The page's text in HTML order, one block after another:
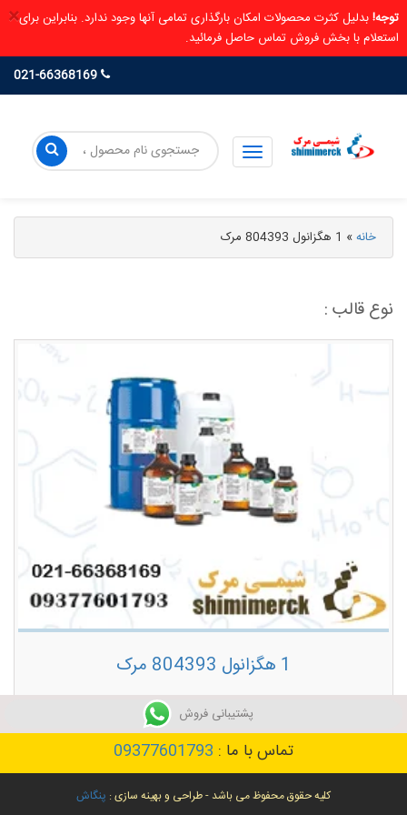
× توجه!بدلیل کثرت محصولات امکان بارگذاری تمامی آنها وجود ندارد. بنابراین برای
استعلام با بخش فروش تماس حاصل فرمائید.
خانه» 1 هگزانول 804393 مرک
نوع قالب :
1 هگزانول 804393 مرک
توضیحات بیشتر
تماس با ما : 09377601793
کلیه حقوق محفوظ می باشد - طراحی و بهینه سازی : پنگاش
پشتیبانی فروش